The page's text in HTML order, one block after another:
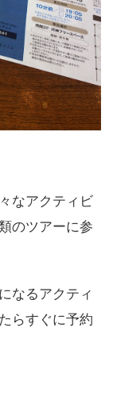
なアクティビ
のツアーに参
なるアクティ
らすぐに予約